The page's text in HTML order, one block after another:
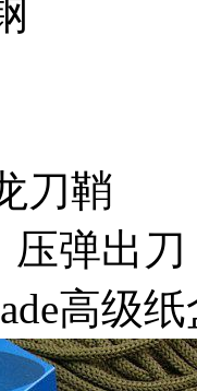
刀鞘
压弹出刀
高级